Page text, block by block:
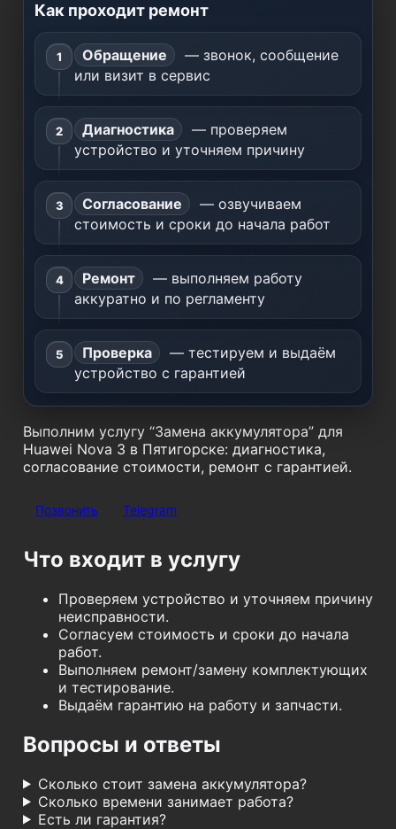
Как проходит ремонт
Обращение
— звонок, сообщение
или визит в сервис
Диагностика
— проверяем
устройство и уточняем причину
Согласование
— озвучиваем
стоимость и сроки до начала работ
Ремонт
— выполняем работу
аккуратно и по регламенту
Проверка
— тестируем и выдаём
устройство с гарантией
Выполним услугу “Замена аккумулятора” для
Huawei Nova 3 в Пятигорске: диагностика,
согласование стоимости, ремонт с гарантией.
Позвонить Telegram
Что входит в услугу
Проверяем устройство и уточняем причину
неисправности.
Согласуем стоимость и сроки до начала
работ.
Выполняем ремонт/замену комплектующих
и тестирование.
Выдаём гарантию на работу и запчасти.
Вопросы и ответы
Сколько стоит замена аккумулятора?
Сколько времени занимает работа?
Есть ли гарантия?